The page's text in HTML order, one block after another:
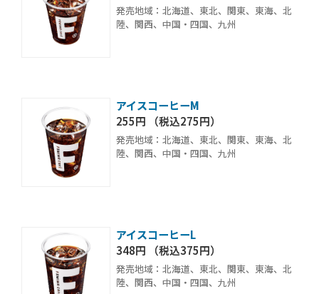
発売地域：北海道、東北、関東、東海、北
陸、関西、中国・四国、九州
アイスコーヒーM
255円 （税込275円）
発売地域：北海道、東北、関東、東海、北
陸、関西、中国・四国、九州
アイスコーヒーL
348円 （税込375円）
発売地域：北海道、東北、関東、東海、北
陸、関西、中国・四国、九州